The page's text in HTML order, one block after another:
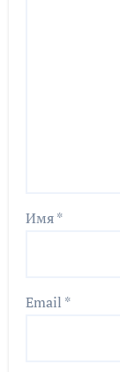
Имя*
Email *